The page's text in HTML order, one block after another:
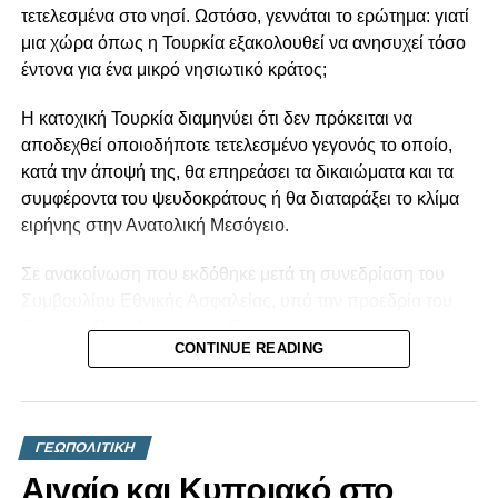
Μήνυμα ενότητας και αλληλεγγύης στέλνουν οι
ηγέτες Κύπρου, Ελλάδας, Γαλλίας
DON'T MISS
Μέλλον | Παρασκευή 06/03 στις 7μμ
τετελεσμένα στο νησί. Ωστόσο, γεννάται το ερώτημα: γιατί
μια χώρα όπως η Τουρκία εξακολουθεί να ανησυχεί τόσο
έντονα για ένα μικρό νησιωτικό κράτος;
Η κατοχική Τουρκία διαμηνύει ότι δεν πρόκειται να
αποδεχθεί οποιοδήποτε τετελεσμένο γεγονός το οποίο,
κατά την άποψή της, θα επηρεάσει τα δικαιώματα και τα
συμφέροντα του ψευδοκράτους ή θα διαταράξει το κλίμα
ειρήνης στην Ανατολική Μεσόγειο.
Σε ανακοίνωση που εκδόθηκε μετά τη συνεδρίαση του
Τούρκου Προέδρου Ταγίπ Ερντογάν, αναφέρεται ότι: «Η
Τουρκία, ως εγγυήτρια δύναμη, διαθέτει τόσο τη
αναγκαία μέτρα, στο πλαίσιο του διεθνούς δικαίου, για τη
διασφάλιση της ασφάλειας, της ειρήνης και της ευημερίας
των Τουρκοκυπρίων».
CONTINUE READING
ΓΕΩΠΟΛΙΤΙΚΗ
Αιγαίο και Κυπριακό στο